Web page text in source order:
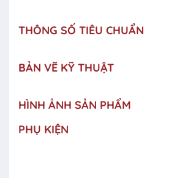
THÔNG SỐ TIÊU CHUẨN
BẢN VẼ KỸ THUẬT
HÌNH ẢNH SẢN PHẨM
PHỤ KIỆN